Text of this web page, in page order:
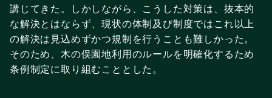
講じてきた。しかしながら、こうした対策は、抜本的
な解決とはならず、現状の体制及び制度ではこれ以上
の解決は見込めずかつ規制を行うことも難しかった。
そのため、木の俣園地利用のルールを明確化するため
条例制定に取り組むこととした。